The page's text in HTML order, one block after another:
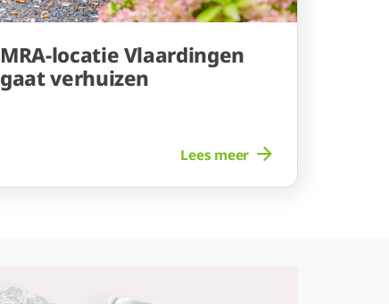
MRA-locatie Vlaardingen
gaat verhuizen
Lees meer